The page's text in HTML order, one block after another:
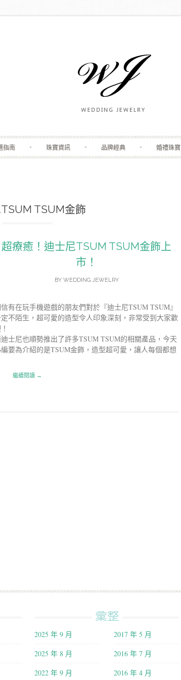
指南 珠寶資訊 品牌經典 婚禮珠寶
TSUM金飾
超療癒！迪士尼TSUM TSUM金飾上
市！
BY WEDDING JEWELRY
有在玩手機遊戲的朋友們對於『迪士尼TSUM TSUM』
不陌生，超可愛的造型令人印象深刻，非常受到大家歡
士尼也順勢推出了許多TSUM TSUM的相關產品，今天
要為介紹的是TSUM金飾，造型超可愛，讓人每個都想
繼續閱讀 →
彙整
2025 年 9 月
2025 年 8 月
2022 年 9 月
2017 年 5 月
2016 年 7 月
2016 年 4 月